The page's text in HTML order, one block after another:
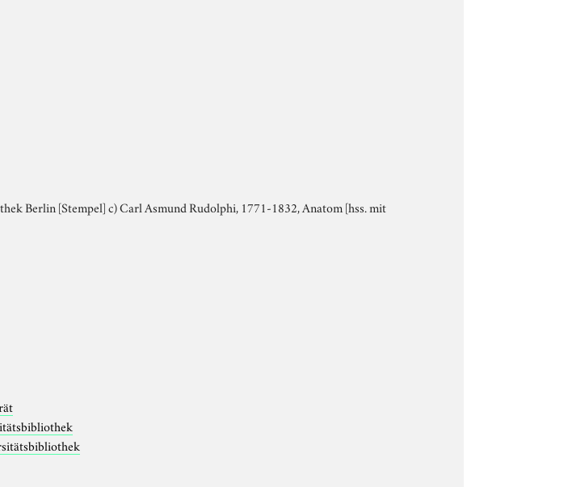
Berlin [Stempel] c) Carl Asmund Rudolphi, 1771-1832, Anatom [hss. mit